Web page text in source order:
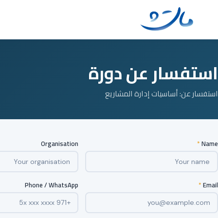
استفسار عن دورة
استفسار عن: أساسيات إدارة المشاريع
Name
*
Organisation
Email
*
Phone / WhatsApp